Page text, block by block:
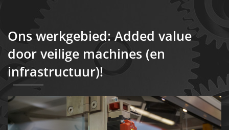
Ons werkgebied: Added value
door veilige machines (en
infrastructuur)!